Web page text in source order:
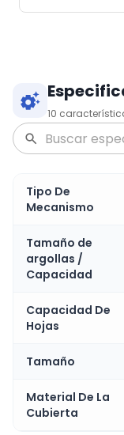
10
Tipo De
Mecanismo
Tamaño de
argollas /
Capacidad
Capacidad De
Hojas
Tamaño
Material De La
Cubierta